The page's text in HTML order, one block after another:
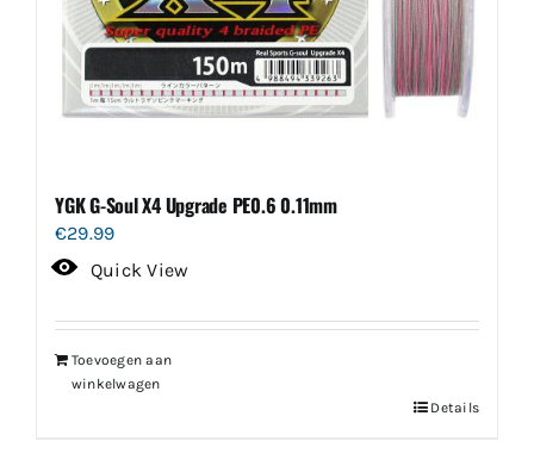
YGK G-Soul X4 Upgrade PE0.6 0.11mm
€29.99
Quick View
Toevoegen aan
winkelwagen
Details